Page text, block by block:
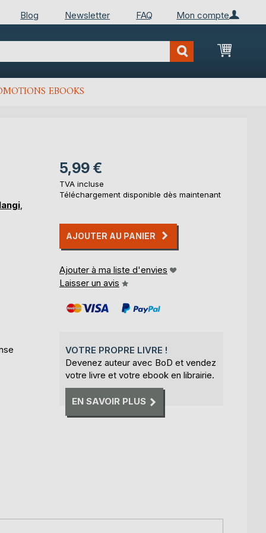
Mon compte
Blog Newsletter FAQ
Mon
EBOOKS
,
5,99 €
TVA incluse
Téléchargement disponible dès maintenant
AJOUTER AU PANIER
Ajouter à ma liste d'envies
Laisser un avis
VOTRE PROPRE LIVRE !
Devenez auteur avec BoD et vendez
votre livre et votre ebook en librairie.
EN SAVOIR PLUS